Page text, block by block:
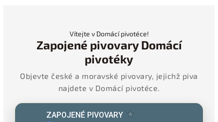
Vítejte v Domácí pivotéce!
Zapojené pivovary Domácí
pivotéky
Objevte české a moravské pivovary, jejichž piva
najdete v Domácí pivotéce.